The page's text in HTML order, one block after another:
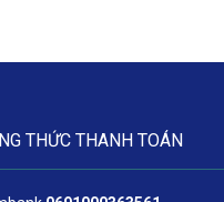
THỨC THANH TOÁN